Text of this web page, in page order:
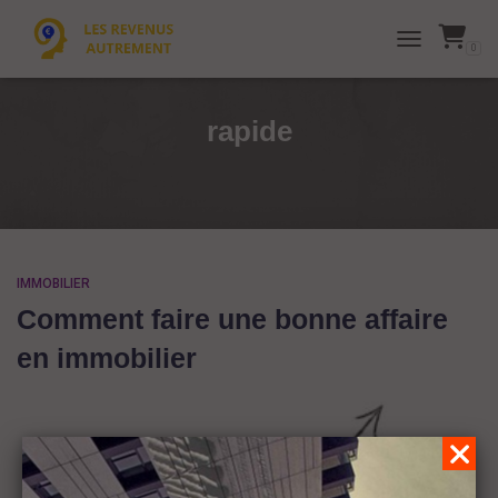
TOGGLE 0
rapide
IMMOBILIER
Comment faire une bonne affaire
en immobilier